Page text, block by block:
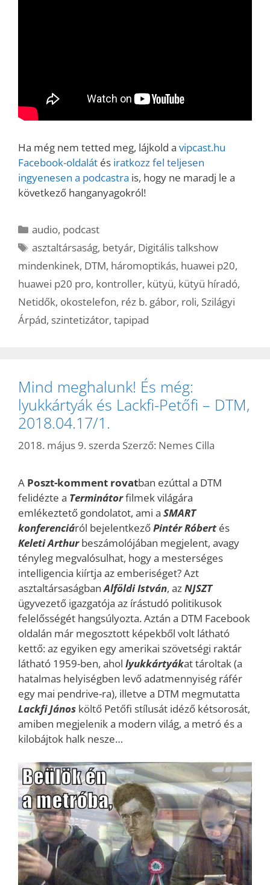
Ha még nem tetted meg, lájkold a vipcast.hu
Facebook-oldalát és iratkozz fel teljesen
ingyenesen a podcastra is, hogy ne maradj le a
következő hanganyagokról!
Kategória
audio, podcast
Címkék
asztaltársaság, betyár, Digitális talkshow
mindenkinek, DTM, háromoptikás, huawei p20,
huawei p20 pro, kontroller, kütyü, kütyü híradó,
Netidők, okostelefon, réz b. gábor, roli, Szilágyi
Árpád, szintetizátor, tapipad
Mind meghalunk! És még:
lyukkártyák és Lackfi-Petőfi – DTM,
2018.04.17/1.
2018. május 9. szerda Szerző: Nemes Cilla
A Poszt-komment rovatban ezúttal a DTM
felidézte a Terminátorfilmek világára
emlékeztető gondolatot, ami a SMART
konferenciáról bejelentkezőPintér Róbertés
Keleti Arthurbeszámolójában megjelent, avagy
tényleg megvalósulhat, hogy a mesterséges
intelligencia kiírtja az emberiséget? Azt
asztaltársaságbanAlföldiIstván, azNJSZT
ügyvezető igazgatója az írástudó politikusok
felelősségét hangsúlyozta. Aztán a DTM Facebook
oldalán már megosztott képekből volt látható
kettő: az egyiken egy amerikai szövetségi raktár
látható 1959-ben, ahol lyukkártyákat tároltak (a
hatalmas helyiségben levő adatmennyiség ráfér
egy mai pendrive-ra), illetve a DTM megmutatta
Lackfi János költő Petőfi stílusát idéző kétsorosát,
amiben megjelenik a modern világ, a metró és a
kilobájtok halk nesze…